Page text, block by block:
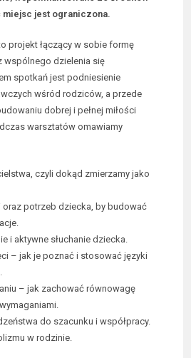
miejsc jest ograniczona.
projekt łączący w sobie formę
wspólnego dzielenia się
spotkań jest podniesienie
wśród rodziców, a przede
dobrej i pełnej miłości
warsztatów omawiamy
czyli dokąd zmierzamy jako
oraz potrzeb dziecka, by budować
i aktywne słuchanie dziecka.
– jak je poznać i stosować języki
– jak zachować równowagę
do szacunku i współpracy.
w rodzinie.